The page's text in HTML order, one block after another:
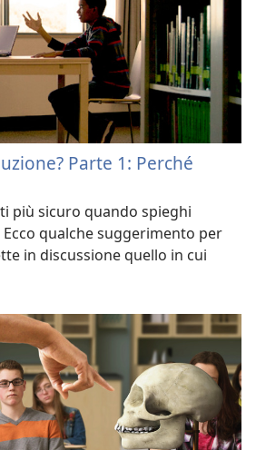
Parte 1: Perché
più sicuro quando spieghi
qualche suggerimento per
in discussione quello in cui